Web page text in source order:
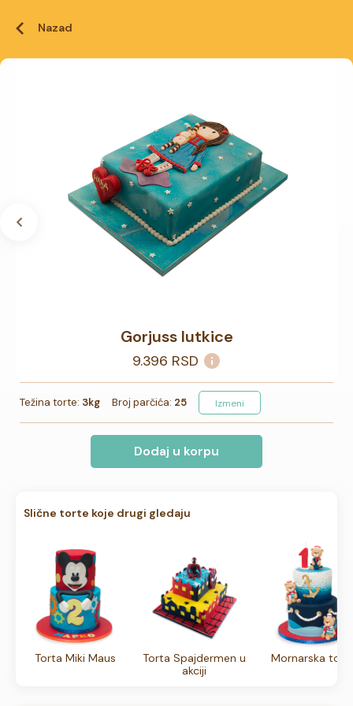
Nazad
Gorjuss lutkice
9.396 RSD
Težina torte: 3kg Broj parčića: 25 Izmeni
Dodaj u korpu
Slične torte koje drugi gledaju
Torta Miki Maus
Torta Spajdermen u
akciji
Mornarska